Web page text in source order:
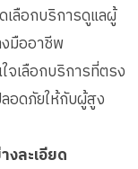
ลือกบริการดูแลผู้
มืออาชีพ
เลือกบริการที่ตรง
อดภัยให้กับผู้สูง
งละเอียด